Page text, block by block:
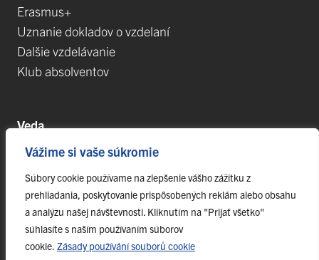
Vážime si vaše súkromie
Súbory cookie používame na zlepšenie vášho zážitku z
prehliadania, poskytovanie prispôsobených reklám alebo obsahu
a analýzu našej návštevnosti. Kliknutím na "Prijať všetko"
súhlasíte s naším používaním súborov
cookie. Zásady používání souborů cookie
Erasmus+
Uznanie dokladov o vzdelaní
Dalšie vzdelávanie
Klub absolventov
Veda
Postdoktorandské pozíce
Projekty
Špičkové tímy
TIP-UPJŠ
Vedecké parky
Evidencia publikačnej činnosti